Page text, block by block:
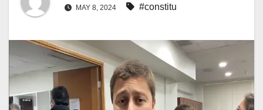
MAY 8, 2024 #constitu